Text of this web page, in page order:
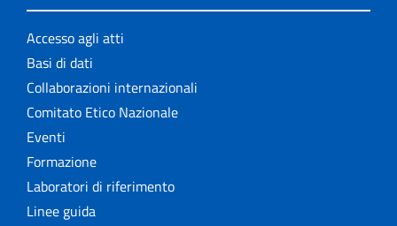
Accesso agli atti
Basi di dati
Collaborazioni internazionali
Comitato Etico Nazionale
Eventi
Formazione
Laboratori di riferimento
Linee guida